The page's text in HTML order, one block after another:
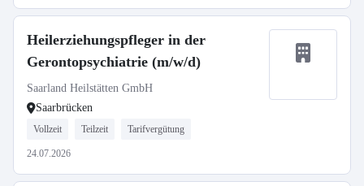
Heilerziehungspfleger in der
Gerontopsychiatrie (m/w/d)
Saarland Heilstätten GmbH
Saarbrücken
Vollzeit Teilzeit Tarifvergütung
24.07.2026